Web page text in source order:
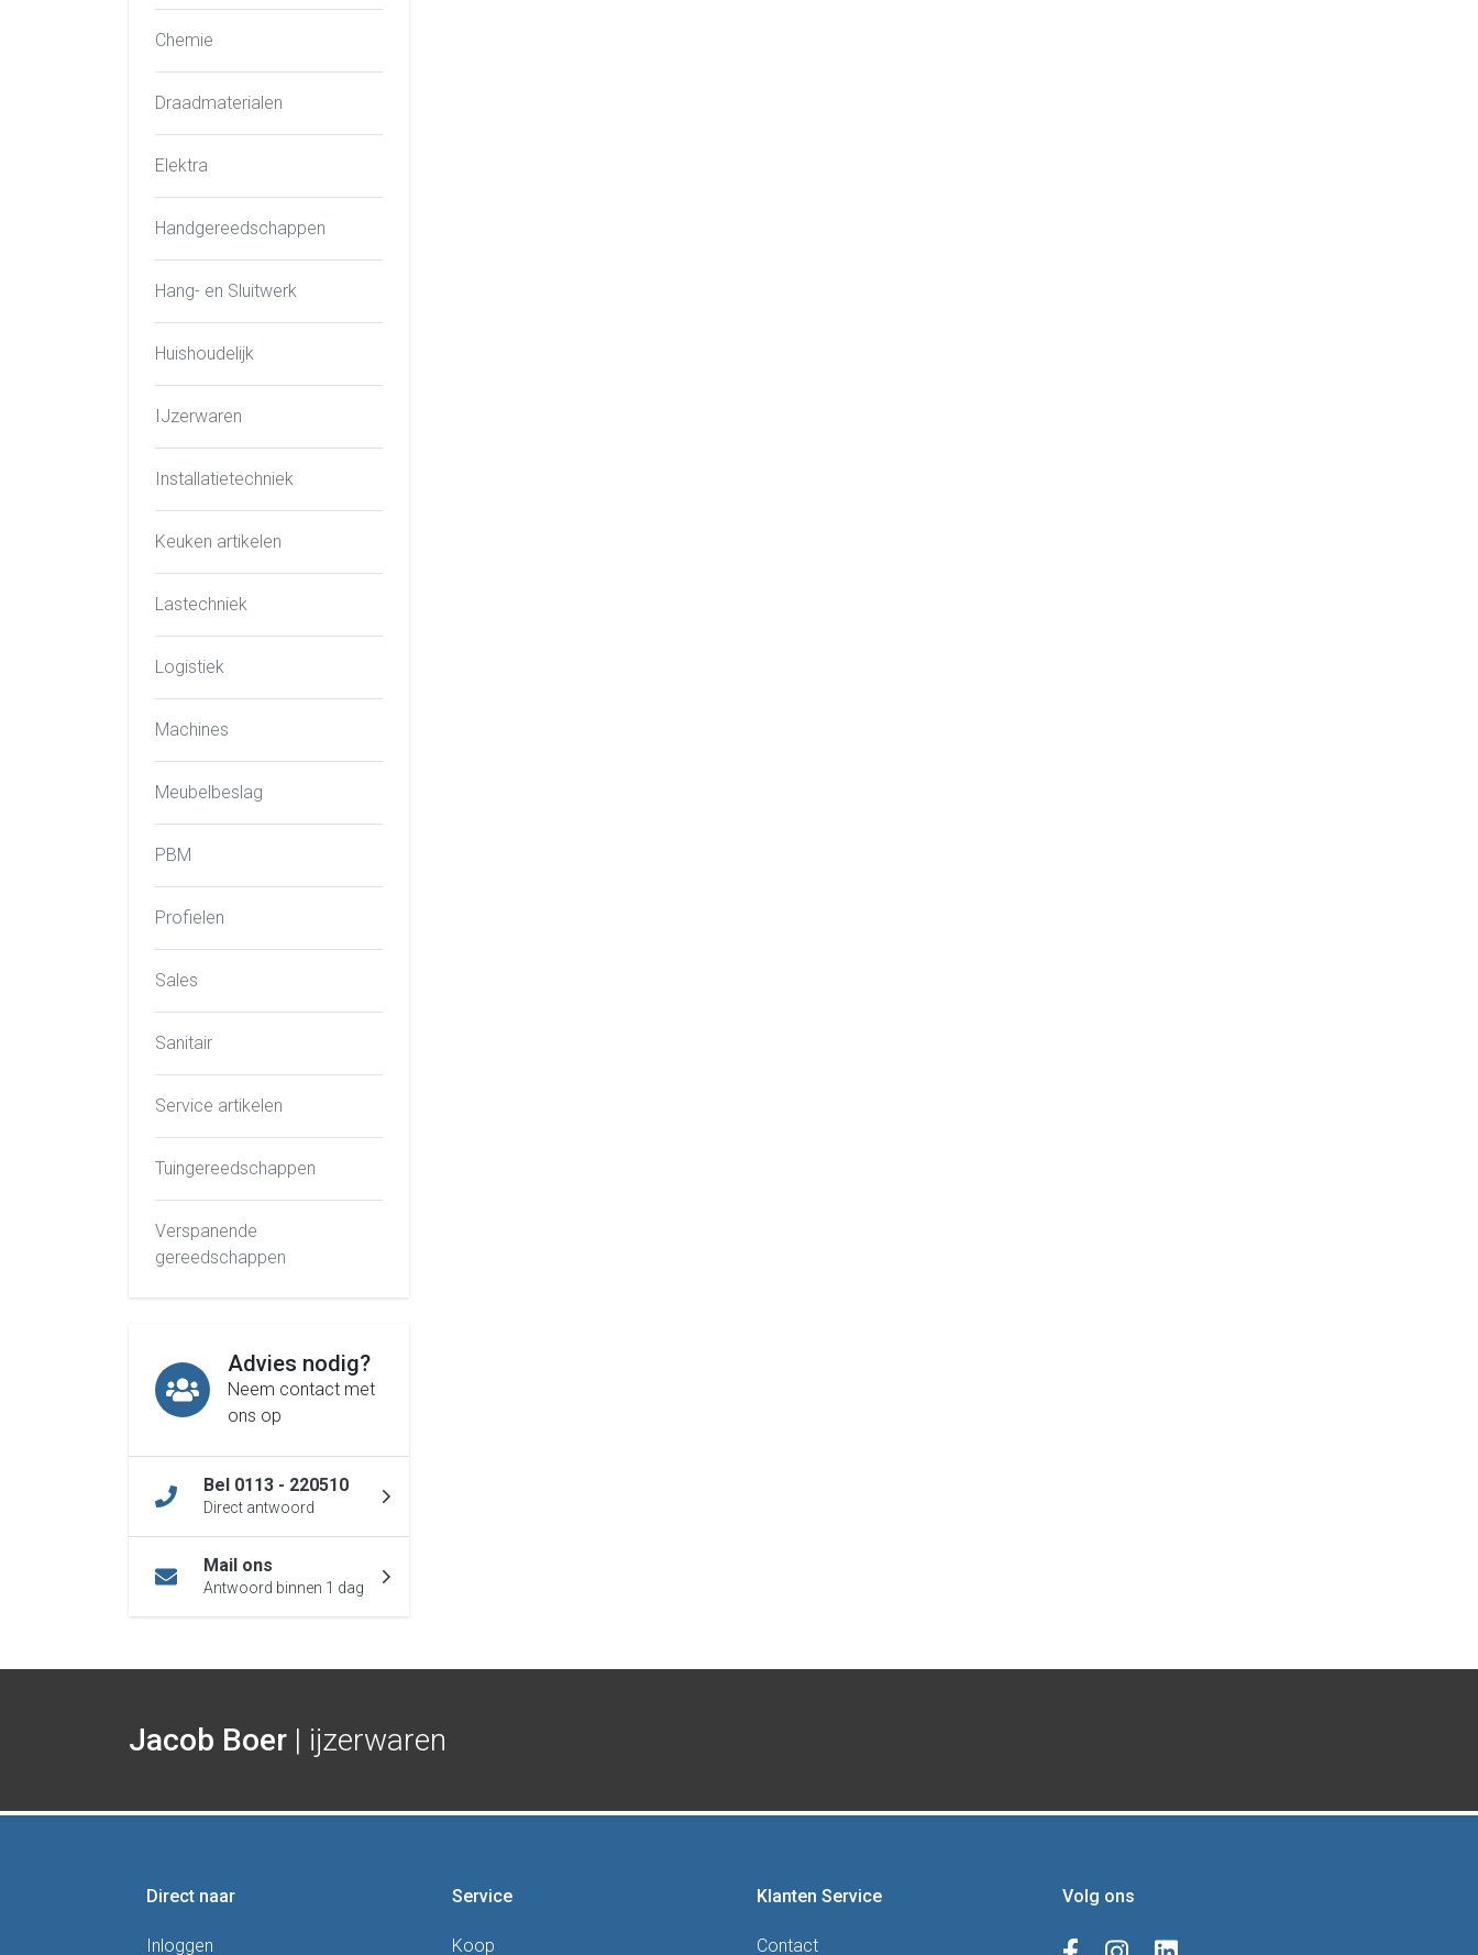
Chemie
Draadmaterialen
Elektra
Handgereedschappen
Hang- en Sluitwerk
Huishoudelijk
IJzerwaren
Installatietechniek
Keuken artikelen
Lastechniek
Logistiek
Machines
Meubelbeslag
PBM
Profielen
Sales
Sanitair
Service artikelen
Tuingereedschappen
Verspanende
gereedschappen
Advies nodig?
Neem contact met
ons op
Bel 0113 - 220510
Direct antwoord
Mail ons
Antwoord binnen 1 dag
Jacob Boer | ijzerwaren
Direct naar
Inloggen
Service
Koop
Klanten Service
Contact
Volg ons